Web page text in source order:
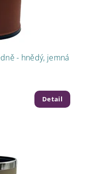
- hnědý, jemná
Detail